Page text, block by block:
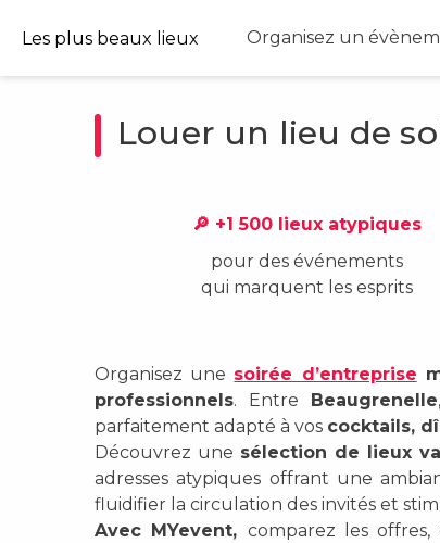
Les plus beaux lieux Organisez un
Louer un lieu de
🔎 +1 500 lieux atypiques
pour des événements
qui marquent les esprits
Organisez une soirée d’entreprise
professionnels. Entre Beaugrenelle
parfaitement adapté à vos cocktails,
Découvrez une sélection de lieux
adresses atypiques offrant une
fluidifier la circulation des invités et
Avec MYevent, comparez les